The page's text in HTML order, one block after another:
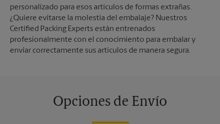
personalizado para esos artículos de formas extrañas.
¿Quiere evitarse la molestia del embalaje? Nuestros
Certified Packing Experts están entrenados
profesionalmente con el conocimiento para embalar y
enviar correctamente sus artículos de manera segura.
Opciones de Envío